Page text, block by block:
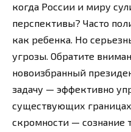
когда России и миру
перспективы? Часто
как ребенка. Но
угрозы. Обратите
новоизбранный
задачу — эффективно
существующих
скромности — сознание